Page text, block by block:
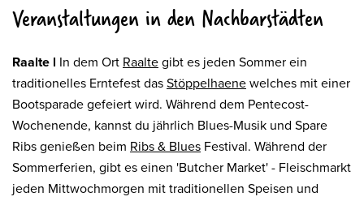
Veranstaltungen in den Nachbarstädten
Raalte l In dem Ort Raalte gibt es jeden Sommer ein
traditionelles Erntefest das Stöppelhaene welches mit einer
Bootsparade gefeiert wird. Während dem Pentecost-
Wochenende, kannst du jährlich Blues-Musik und Spare
Ribs genießen beim Ribs & Blues Festival. Während der
Sommerferien, gibt es einen 'Butcher Market' - Fleischmarkt
jeden Mittwochmorgen mit traditionellen Speisen und